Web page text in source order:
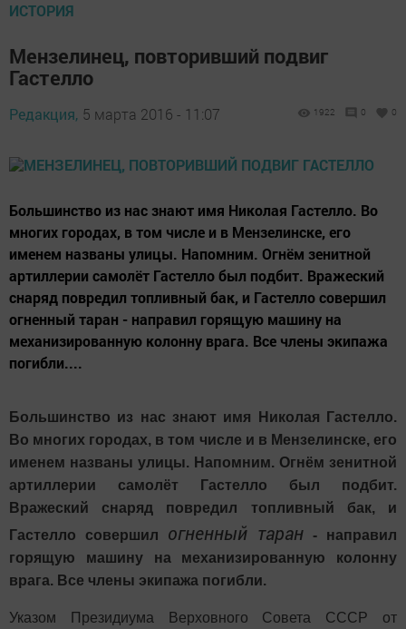
ИСТОРИЯ
Мензелинец, повторивший подвиг
Гастелло
Редакция, 5 марта 2016 - 11:07 1922 0 0
Большинство из нас знают имя Николая Гастелло. Во
многих городах, в том числе и в Мензелинске, его
именем названы улицы. Напомним. Огнём зенитной
артиллерии самолёт Гастелло был подбит. Вражеский
снаряд повредил топливный бак, и Гастелло совершил
огненный таран - направил горящую машину на
механизированную колонну врага. Все члены экипажа
погибли....
Большинство из нас знают имя Николая Гастелло.
Во многих городах, в том числе и в Мензелинске, его
именем названы улицы. Напомним. Огнём зенитной
артиллерии самолёт Гастелло был подбит.
Вражеский снаряд повредил топливный бак, и
Гастелло совершил огненный таран - направил
горящую машину на механизированную колонну
врага. Все члены экипажа погибли.
Указом Президиума Верховного Совета СССР от